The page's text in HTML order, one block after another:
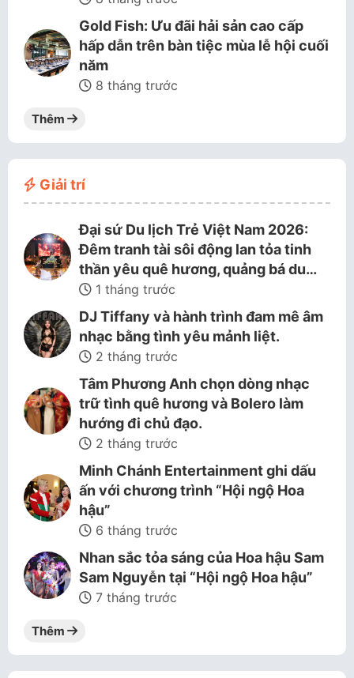
Gold Fish: Ưu đãi hải sản cao cấp
hấp dẫn trên bàn tiệc mùa lễ hội cuối
năm
8 tháng trước
Thêm
Giải trí
Đại sứ Du lịch Trẻ Việt Nam 2026:
Đêm tranh tài sôi động lan tỏa tinh
thần yêu quê hương, quảng bá du…
1 tháng trước
DJ Tiffany và hành trình đam mê âm
nhạc bằng tình yêu mảnh liệt.
2 tháng trước
Tâm Phương Anh chọn dòng nhạc
trữ tình quê hương và Bolero làm
hướng đi chủ đạo.
2 tháng trước
Minh Chánh Entertainment ghi dấu
ấn với chương trình “Hội ngộ Hoa
hậu”
6 tháng trước
Nhan sắc tỏa sáng của Hoa hậu Sam
Sam Nguyễn tại “Hội ngộ Hoa hậu”
7 tháng trước
Thêm